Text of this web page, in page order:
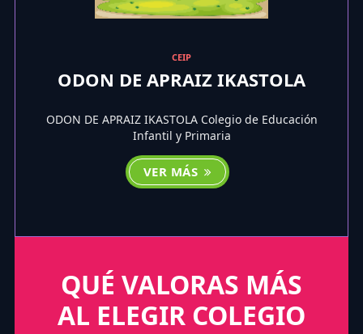
CEIP
ODON DE APRAIZ IKASTOLA
ODON DE APRAIZ IKASTOLA Colegio de Educación
Infantil y Primaria
VER MÁS
QUÉ VALORAS MÁS
AL ELEGIR COLEGIO